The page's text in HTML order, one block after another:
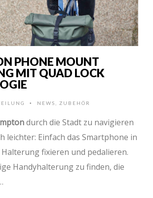
PHONE MOUNT
MIT QUAD LOCK
• NEWS ZUBEHÖR
durch die Stadt zu navigieren
leichter: Einfach das Smartphone in
fixieren und pedalieren.
Handyhalterung zu finden, die